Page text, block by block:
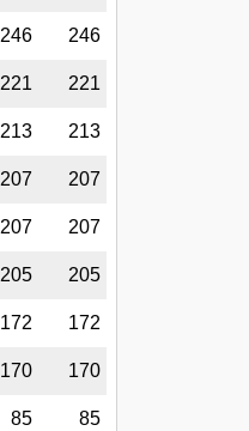
246 246
221 221
213 213
207 207
207 207
205 205
172 172
170 170
85 85